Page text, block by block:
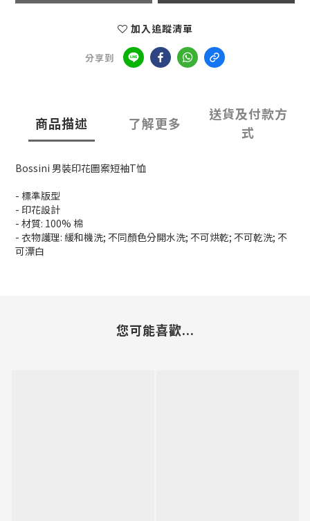
加入追蹤清單
分享到
商品描述 了解更多
送貨及付款方
式
Bossini 男裝印花圖案短袖T恤
- 標準版型
- 印花設計
- 材質: 100% 棉
- 衣物護理: 緩和機洗; 不同顏色分開水洗; 不可烘乾; 不可乾洗; 不
可漂白
您可能喜歡...